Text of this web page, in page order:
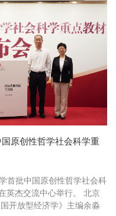
国原创性哲学社会科学重
首批中国原创性哲学社会科
英杰交流中心举行。 北京
开放型经济学》主编余淼